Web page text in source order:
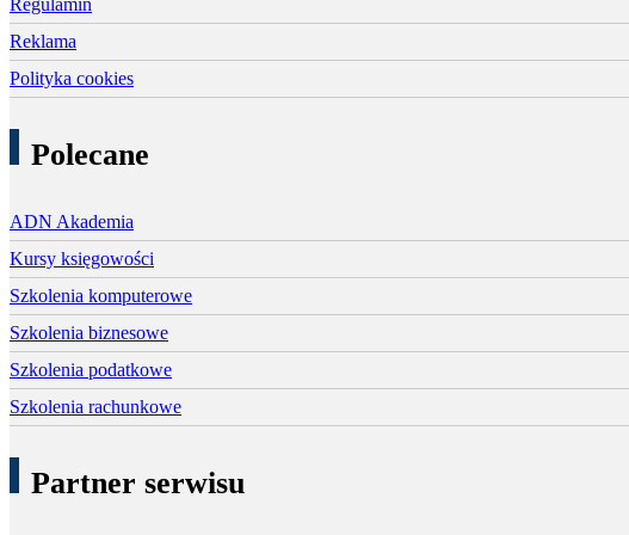
Regulamin
Reklama
Polityka cookies
Polecane
ADN Akademia
Kursy księgowości
Szkolenia komputerowe
Szkolenia biznesowe
Szkolenia podatkowe
Szkolenia rachunkowe
Partner serwisu